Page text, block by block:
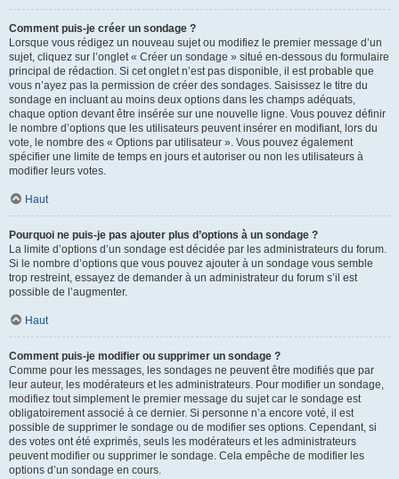
Comment puis-je créer un sondage ?
Lorsque vous rédigez un nouveau sujet ou modifiez le premier message d’un
sujet, cliquez sur l’onglet « Créer un sondage » situé en-dessous du formulaire
principal de rédaction. Si cet onglet n’est pas disponible, il est probable que
vous n’ayez pas la permission de créer des sondages. Saisissez le titre du
sondage en incluant au moins deux options dans les champs adéquats,
chaque option devant être insérée sur une nouvelle ligne. Vous pouvez définir
le nombre d’options que les utilisateurs peuvent insérer en modifiant, lors du
vote, le nombre des « Options par utilisateur ». Vous pouvez également
spécifier une limite de temps en jours et autoriser ou non les utilisateurs à
modifier leurs votes.
Haut
Pourquoi ne puis-je pas ajouter plus d’options à un sondage ?
La limite d’options d’un sondage est décidée par les administrateurs du forum.
Si le nombre d’options que vous pouvez ajouter à un sondage vous semble
trop restreint, essayez de demander à un administrateur du forum s’il est
possible de l’augmenter.
Haut
Comment puis-je modifier ou supprimer un sondage ?
Comme pour les messages, les sondages ne peuvent être modifiés que par
leur auteur, les modérateurs et les administrateurs. Pour modifier un sondage,
modifiez tout simplement le premier message du sujet car le sondage est
obligatoirement associé à ce dernier. Si personne n’a encore voté, il est
possible de supprimer le sondage ou de modifier ses options. Cependant, si
des votes ont été exprimés, seuls les modérateurs et les administrateurs
peuvent modifier ou supprimer le sondage. Cela empêche de modifier les
options d’un sondage en cours.